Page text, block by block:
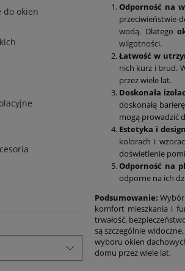
do okien
Odporność na
przeciwieństwie
wodą. Dlatego
wilgotności.
Łatwość w
nich kurz i brud.
przez wiele lat.
Doskonała
doskonałą
mogą prowadzić
Estetyka i
kolorach i
doświetlenie
Odporność na
odporne na ich
Podsumowanie:
komfort mieszkania i
trwałość,
są szczególnie
wyboru okien
domu przez wiele lat.